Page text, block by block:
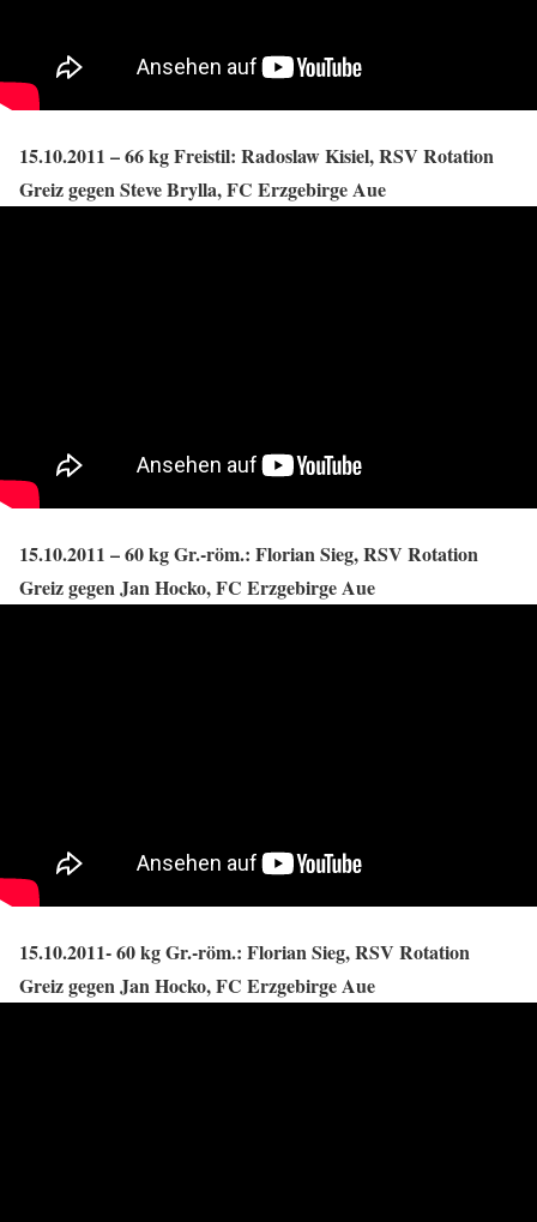
15.10.2011 – 66 kg Freistil: Radoslaw Kisiel, RSV Rotation
Greiz gegen Steve Brylla, FC Erzgebirge Aue
15.10.2011 – 60 kg Gr.-röm.: Florian Sieg, RSV Rotation
Greiz gegen Jan Hocko, FC Erzgebirge Aue
15.10.2011- 60 kg Gr.-röm.: Florian Sieg, RSV Rotation
Greiz gegen Jan Hocko, FC Erzgebirge Aue